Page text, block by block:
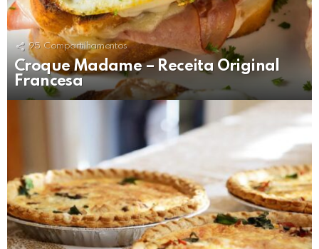
95 Compartilhamentos
Croque Madame – Receita Original
Francesa